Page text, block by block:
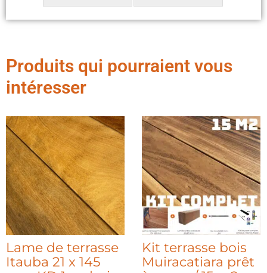
Produits qui pourraient vous
intéresser
Lame de terrasse
Itauba 21 x 145
Kit terrasse bois
Muiracatiara prêt